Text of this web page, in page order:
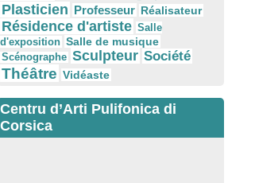
Plasticien Professeur Réalisateur
Résidence d'artiste Salle
d'exposition Salle de musique
Scénographe Sculpteur Société
Théâtre Vidéaste
Centru d’Arti Pulifonica di
Corsica